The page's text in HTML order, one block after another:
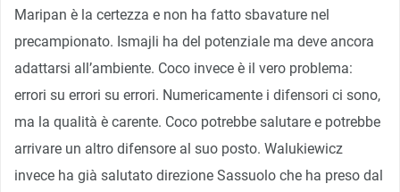
Maripan è la certezza e non ha fatto sbavature nel
precampionato. Ismajli ha del potenziale ma deve ancora
adattarsi all’ambiente. Coco invece è il vero problema:
errori su errori su errori. Numericamente i difensori ci sono,
ma la qualità è carente. Coco potrebbe salutare e potrebbe
arrivare un altro difensore al suo posto. Walukiewicz
invece ha già salutato direzione Sassuolo che ha preso dal